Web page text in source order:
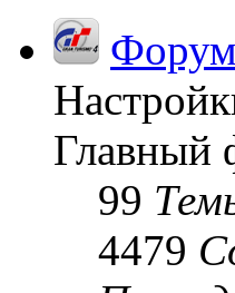
Главный
99
4479